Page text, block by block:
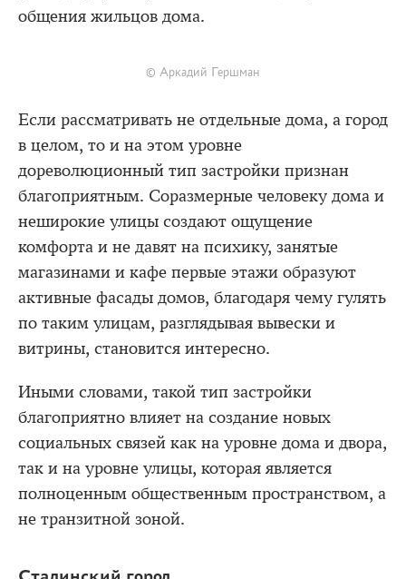
общения жильцов дома.
© Аркадий Гершман
Если рассматривать не отдельные дома, а город
в целом, то и на этом уровне
дореволюционный тип застройки признан
благоприятным. Соразмерные человеку дома и
неширокие улицы создают ощущение
комфорта и не давят на психику, занятые
магазинами и кафе первые этажи образуют
активные фасады домов, благодаря чему гулять
по таким улицам, разглядывая вывески и
витрины, становится интересно.
Иными словами, такой тип застройки
благоприятно влияет на создание новых
социальных связей как на уровне дома и двора,
так и на уровне улицы, которая является
полноценным общественным пространством, а
не транзитной зоной.